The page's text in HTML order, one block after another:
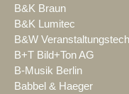
B&K Braun
B&K Lumitec
B&W
B+T Bild+Ton AG
B-Musik Berlin
Babbel & Haeger